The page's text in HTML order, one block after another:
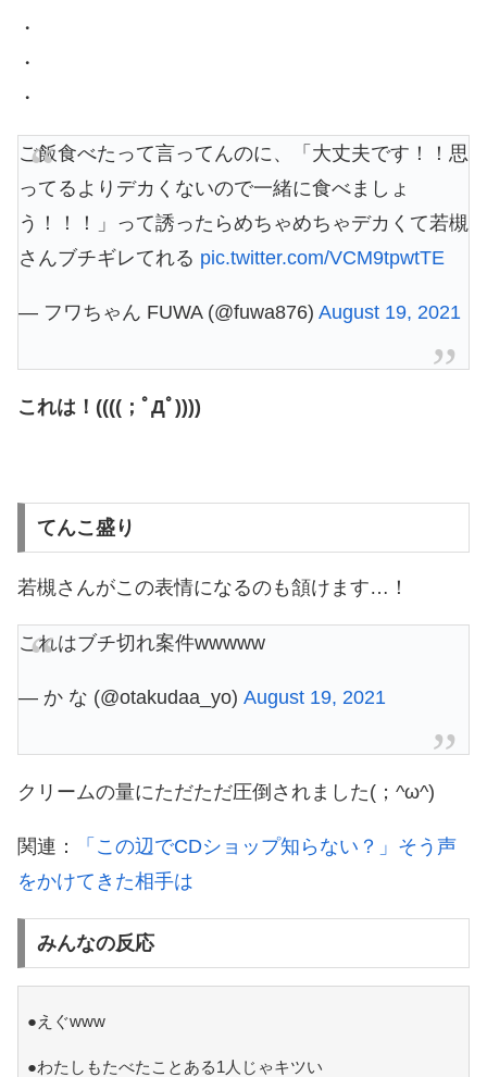
・
・
・
ご飯食べたって言ってんのに、「大丈夫です！！思
ってるよりデカくないので一緒に食べましょ
う！！！」って誘ったらめちゃめちゃデカくて若槻
さんブチギレてれる pic.twitter.com/VCM9tpwtTE
— フワちゃん FUWA (@fuwa876) August 19, 2021
これは！((((；ﾟДﾟ))))
てんこ盛り
若槻さんがこの表情になるのも頷けます…！
これはブチ切れ案件wwwww
— か な (@otakudaa_yo) August 19, 2021
クリームの量にただただ圧倒されました(；^ω^)
関連：
「この辺でCDショップ知らない？」そう声
をかけてきた相手は
みんなの反応
●えぐwww
●わたしもたべたことある1人じゃキツい